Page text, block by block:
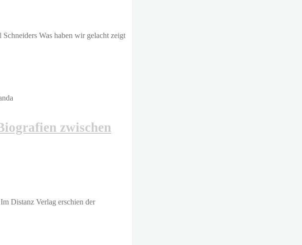
Was haben wir gelacht zeigt
zwischen
Distanz Verlag erschien der